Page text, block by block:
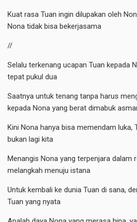
Kuat rasa Tuan ingin dilupakan oleh
Nona tidak bisa bekerjasama
//
Selalu terkenang ucapan Tuan kepada
tepat pukul dua
Saatnya untuk tenang tanpa harus
kepada Nona yang berat dimabuk
Kini Nona hanya bisa memendam luka,
bukan lagi kita
Menangis Nona yang terpenjara dalam
melangkah menuju istana
Untuk kembali ke dunia Tuan di sana,
Tuan yang nyata